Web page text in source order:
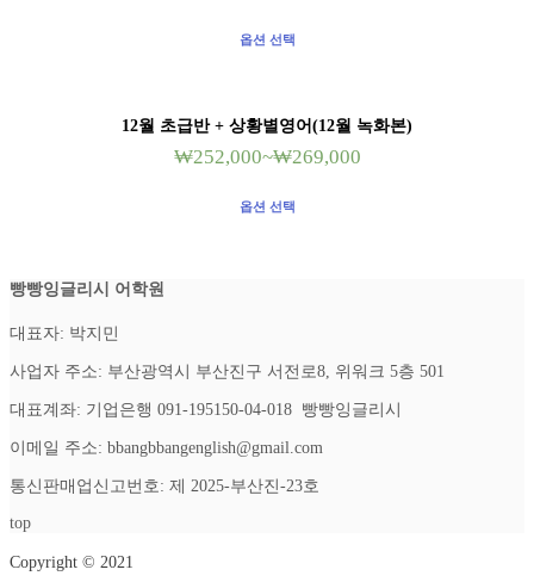
옵션 선택
12월 초급반 + 상황별영어(12월 녹화본)
₩252,000~₩269,000
옵션 선택
빵빵잉글리시 어학원
대표자: 박지민
사업자 주소: 부산광역시 부산진구 서전로8, 위워크 5층 501
대표계좌: 기업은행 091-195150-04-018 빵빵잉글리시
이메일 주소: bbangbbangenglish@gmail.com
통신판매업신고번호: 제 2025-부산진-23호
top
Copyright © 2021